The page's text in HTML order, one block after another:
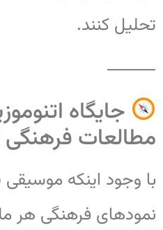
تحلیل کنند.
⸻
جایگاه
مطالعات فرهنگی
با وجود اینکه
نمودهای فرهنگی هر